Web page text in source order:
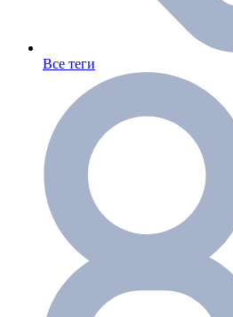
Все теги